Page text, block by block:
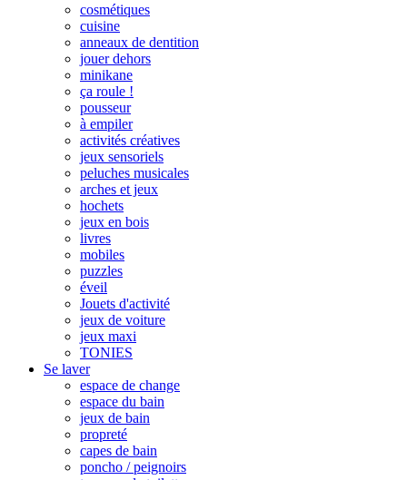
cosmétiques
cuisine
anneaux de dentition
jouer dehors
minikane
ça roule !
pousseur
à empiler
activités créatives
jeux sensoriels
peluches musicales
arches et jeux
hochets
jeux en bois
livres
mobiles
puzzles
éveil
Jouets d'activité
jeux de voiture
jeux maxi
TONIES
Se laver
espace de change
espace du bain
jeux de bain
propreté
capes de bain
poncho / peignoirs